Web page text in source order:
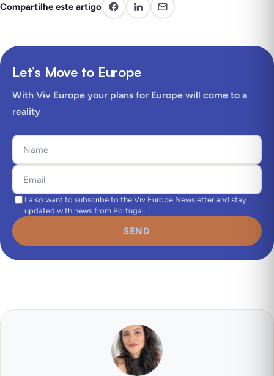
Compartilhe este artigo
Let’s Move to Europe
With Viv Europe your plans for Europe will come to a
reality
I also want to subscribe to the Viv Europe Newsletter and stay
updated with news from Portugal.
SEND